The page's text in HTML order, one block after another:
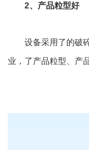
2、产品粒型好
设备采用了的破碎
业，了产品粒型、产